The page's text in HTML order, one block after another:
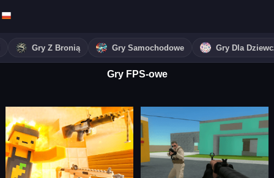
Gry Z Bronią Gry Samochodowe Gry Dla
Gry FPS-owe